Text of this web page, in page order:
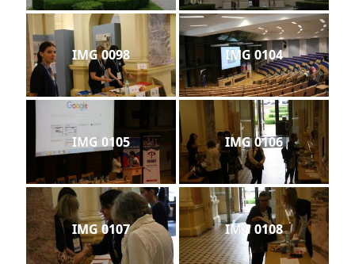
IMG 0098 IMG 0104
IMG 0105 IMG 0106
IMG 0107 IMG 0108